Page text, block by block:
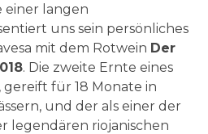
einer langen
uns sein persönliches
mit dem Rotwein Der
. Die zweite Ernte eines
für 18 Monate in
und der als einer der
legendären riojanischen